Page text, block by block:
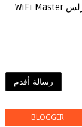
تحميل برنامج واي فاي ماستر لتقوية اشارة الوايرلس WiFi Master
رسالة أقدم
BLOGGER